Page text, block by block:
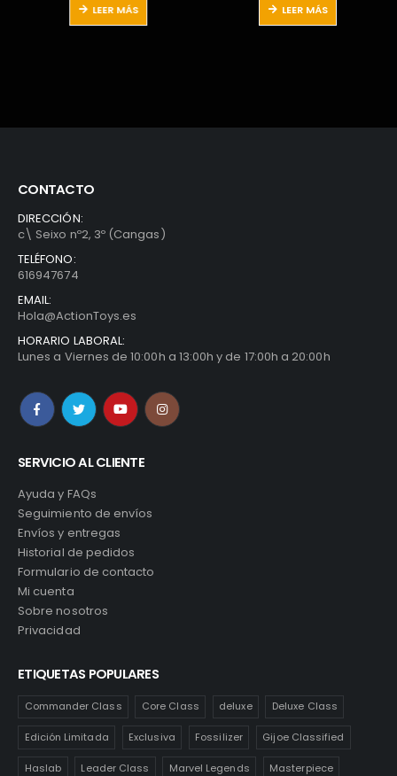
LEER MÁS LEER MÁS
CONTACTO
DIRECCIÓN:
c\ Seixo nº2, 3º (Cangas)
TELÉFONO:
616947674
EMAIL:
Hola@ActionToys.es
HORARIO LABORAL:
Lunes a Viernes de 10:00h a 13:00h y de 17:00h a 20:00h
SERVICIO AL CLIENTE
Ayuda y FAQs
Seguimiento de envíos
Envíos y entregas
Historial de pedidos
Formulario de contacto
Mi cuenta
Sobre nosotros
Privacidad
ETIQUETAS POPULARES
Commander Class Core Class deluxe Deluxe Class
Edición Limitada Exclusiva Fossilizer Gijoe Classified
Haslab Leader Class Marvel Legends Masterpiece